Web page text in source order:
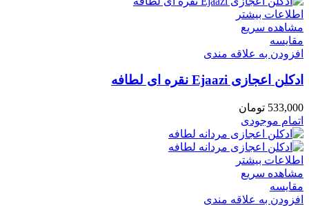
اطلاعات بیشتر
مشاهده سریع
مقایسه
افزودن به علاقه مندی
ادکلن اعجازی Ejaazi نقره ای لطافه
533,000 تومان
اتمام موجودی
اطلاعات بیشتر
مشاهده سریع
مقایسه
افزودن به علاقه مندی